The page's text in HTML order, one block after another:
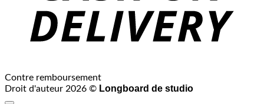
Contre remboursement
Droit d'auteur 2026 © Longboard de studio